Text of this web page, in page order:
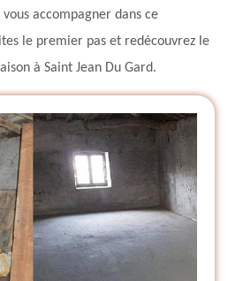
accompagner dans ce
le premier pas et redécouvrez le
à Saint Jean Du Gard.